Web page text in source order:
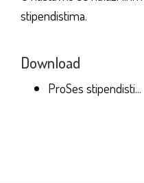
stipendistima.
Download
ProSes stipendisti...